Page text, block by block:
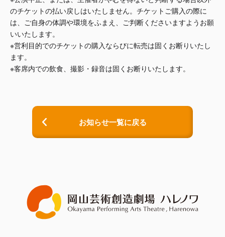
のチケットの払い戻しはいたしません。チケットご購入の際に
は、ご自身の体調や環境をふまえ、ご判断くださいますようお願
いいたします。
※営利目的でのチケットの購入ならびに転売は固くお断りいたし
ます。
※客席内での飲食、撮影・録音は固くお断りいたします。
お知らせ一覧に戻る